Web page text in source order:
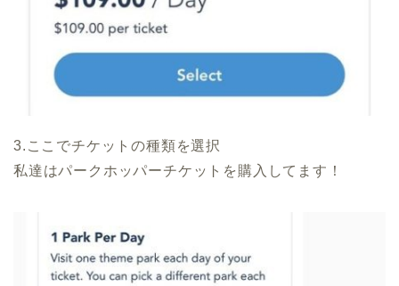
3.ここでチケットの種類を選択
私達はパークホッパーチケットを購入してます！